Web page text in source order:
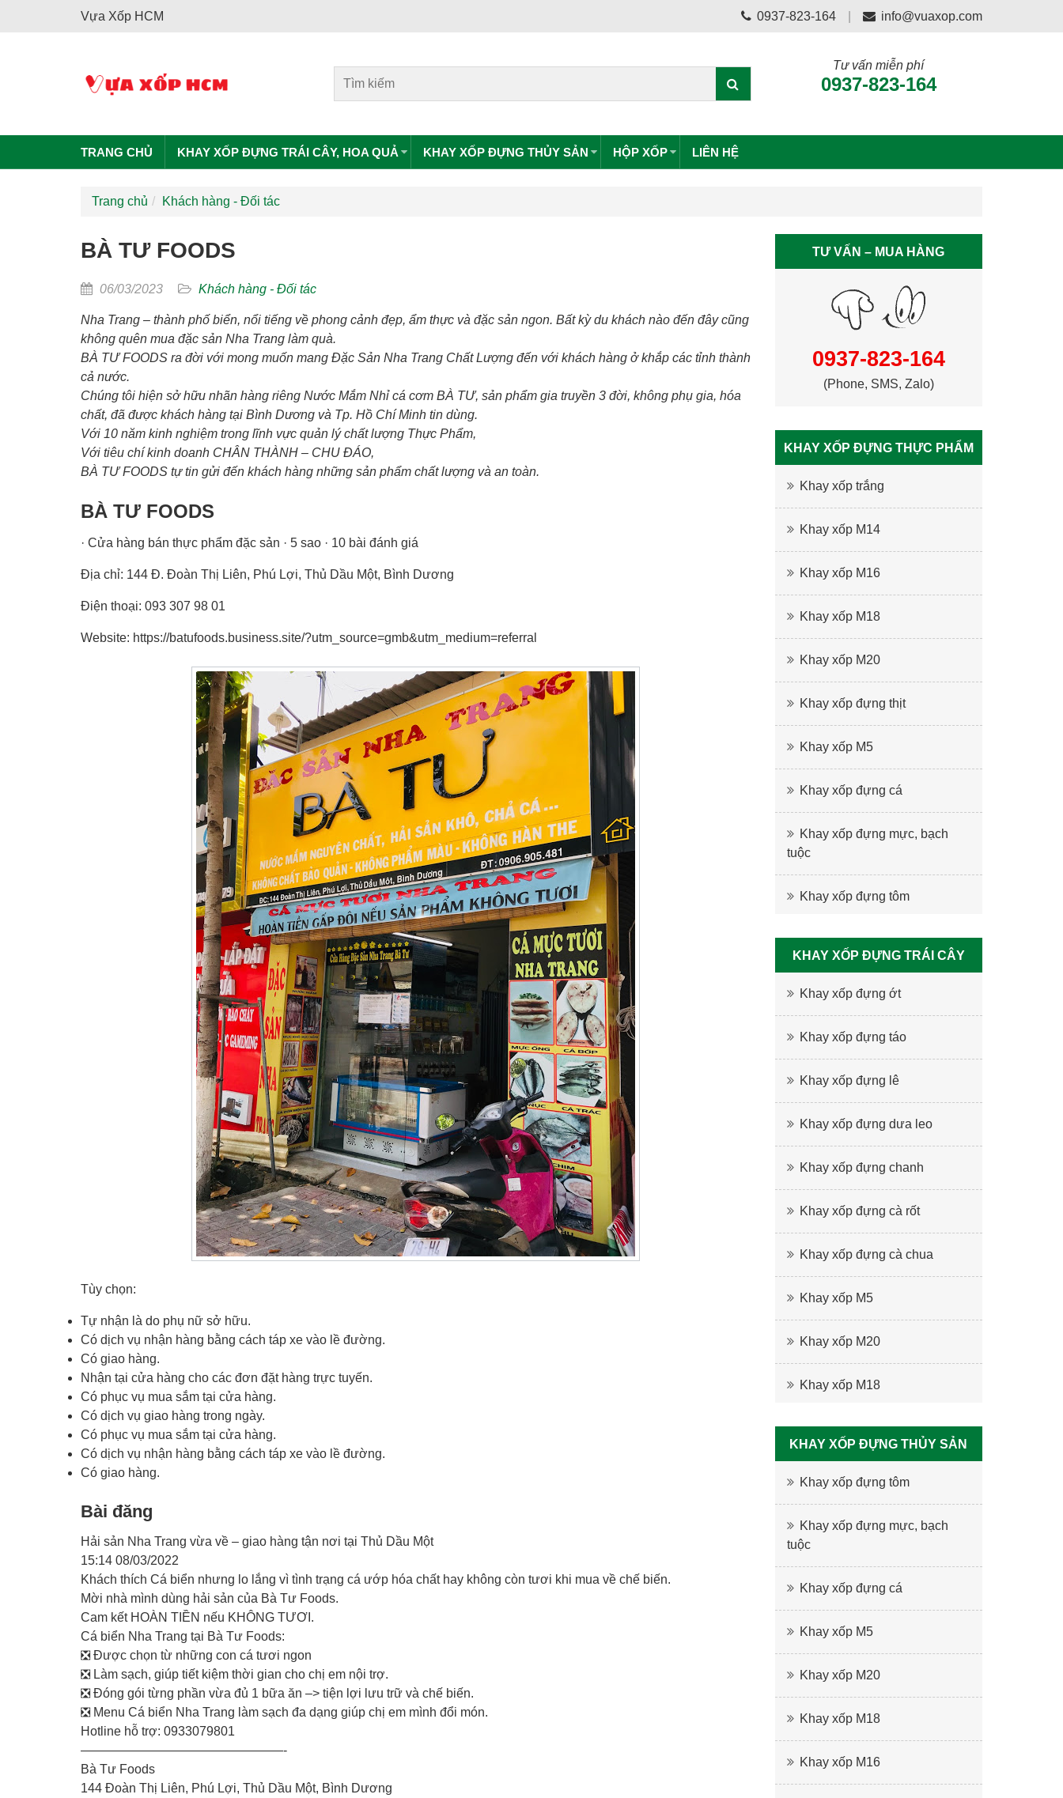
Vựa Xốp HCM 0937-823-164 info@vuaxop.com
Tư vấn miễn phí
0937-823-164
TRANG CHỦ KHAY XỐP ĐỰNG TRÁI CÂY, HOA QUẢ KHAY XỐP ĐỰNG THỦY SẢN HỘP XỐP LIÊN HỆ
Trang chủ Khách hàng - Đối tác
BÀ TƯ FOODS
06/03/2023 Khách hàng - Đối tác
Nha Trang – thành phố biển, nổi tiếng về phong cảnh đẹp, ẩm thực và đặc sản ngon. Bất kỳ du khách nào đến đây cũng
không quên mua đặc sản Nha Trang làm quà.
BÀ TƯ FOODS ra đời với mong muốn mang Đặc Sản Nha Trang Chất Lượng đến với khách hàng ở khắp các tỉnh thành
cả nước.
Chúng tôi hiện sở hữu nhãn hàng riêng Nước Mắm Nhỉ cá cơm BÀ TƯ, sản phẩm gia truyền 3 đời, không phụ gia, hóa
chất, đã được khách hàng tại Bình Dương và Tp. Hồ Chí Minh tin dùng.
Với 10 năm kinh nghiệm trong lĩnh vực quản lý chất lượng Thực Phẩm,
Với tiêu chí kinh doanh CHÂN THÀNH – CHU ĐÁO,
BÀ TƯ FOODS tự tin gửi đến khách hàng những sản phẩm chất lượng và an toàn.
BÀ TƯ FOODS
· Cửa hàng bán thực phẩm đặc sản · 5 sao · 10 bài đánh giá
Địa chỉ: 144 Đ. Đoàn Thị Liên, Phú Lợi, Thủ Dầu Một, Bình Dương
Điện thoại: 093 307 98 01
Website: https://batufoods.business.site/?utm_source=gmb&utm_medium=referral
Tùy chọn:
Tự nhận là do phụ nữ sở hữu.
Có dịch vụ nhận hàng bằng cách táp xe vào lề đường.
Có giao hàng.
Nhận tại cửa hàng cho các đơn đặt hàng trực tuyến.
Có phục vụ mua sắm tại cửa hàng.
Có dịch vụ giao hàng trong ngày.
Có phục vụ mua sắm tại cửa hàng.
Có dịch vụ nhận hàng bằng cách táp xe vào lề đường.
Có giao hàng.
Bài đăng
Hải sản Nha Trang vừa về – giao hàng tận nơi tại Thủ Dầu Một
15:14 08/03/2022
Khách thích Cá biển nhưng lo lắng vì tình trạng cá ướp hóa chất hay không còn tươi khi mua về chế biến.
Mời nhà mình dùng hải sản của Bà Tư Foods.
Cam kết HOÀN TIỀN nếu KHÔNG TƯƠI.
Cá biển Nha Trang tại Bà Tư Foods:
❎ Được chọn từ những con cá tươi ngon
❎ Làm sạch, giúp tiết kiệm thời gian cho chị em nội trợ.
❎ Đóng gói từng phần vừa đủ 1 bữa ăn –> tiện lợi lưu trữ và chế biến.
❎ Menu Cá biển Nha Trang làm sạch đa dạng giúp chị em mình đổi món.
Hotline hỗ trợ: 0933079801
————————————————-
Bà Tư Foods
144 Đoàn Thị Liên, Phú Lợi, Thủ Dầu Một, Bình Dương
TƯ VẤN – MUA HÀNG
0937-823-164
(Phone, SMS, Zalo)
KHAY XỐP ĐỰNG THỰC PHẨM
Khay xốp trắng
Khay xốp M14
Khay xốp M16
Khay xốp M18
Khay xốp M20
Khay xốp đựng thịt
Khay xốp M5
Khay xốp đựng cá
Khay xốp đựng mực, bạch
tuộc
Khay xốp đựng tôm
KHAY XỐP ĐỰNG TRÁI CÂY
Khay xốp đựng ớt
Khay xốp đựng táo
Khay xốp đựng lê
Khay xốp đựng dưa leo
Khay xốp đựng chanh
Khay xốp đựng cà rốt
Khay xốp đựng cà chua
Khay xốp M5
Khay xốp M20
Khay xốp M18
KHAY XỐP ĐỰNG THỦY SẢN
Khay xốp đựng tôm
Khay xốp đựng mực, bạch
tuộc
Khay xốp đựng cá
Khay xốp M5
Khay xốp M20
Khay xốp M18
Khay xốp M16